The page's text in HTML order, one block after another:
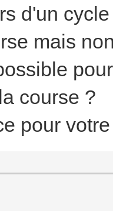
d'un
mais
course ?
pour